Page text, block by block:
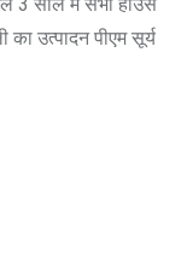
3 साल में सभी हाउस
उत्पादन पीएम सूर्य